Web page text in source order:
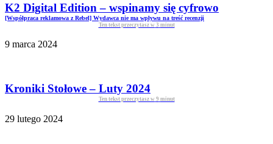
K2 Digital Edition – wspinamy się cyfrowo
[Współpraca reklamowa z Rebel] Wydawca nie ma wpływu na treść recenzji
Ten tekst przeczytasz w 3 minut
9 marca 2024
Kroniki Stołowe – Luty 2024
Ten tekst przeczytasz w 9 minut
29 lutego 2024